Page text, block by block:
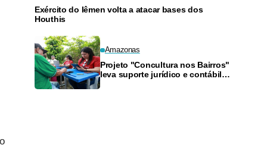
Exército do Iêmen volta a atacar bases dos
Houthis
Amazonas
Projeto "Concultura nos Bairros"
leva suporte jurídico e contábil a